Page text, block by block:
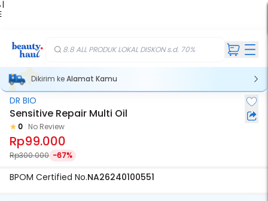
|
8.8 ALL PRODUK LOKAL DISKON s.d. 70%
Dikirim keAlamat Kamu
DR BIO
Sensitive Repair Multi Oil
0 No Review
Rp99.000
Rp300.000 -67%
BPOM Certified No.NA26240100551